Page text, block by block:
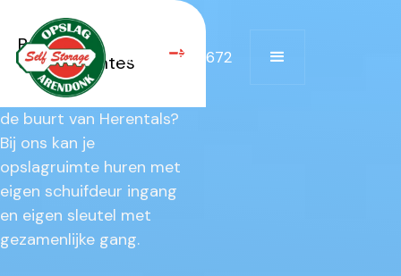
+32 474 522 672
Herentals
Op zoek naar
opslagruimte te huur in
de buurt van Herentals?‎
‍Bij ons kan je
opslagruimte huren met
eigen schuifdeur ingang
en eigen sleutel met
gezamenlijke gang.
Bekijk alle
opslagruimtes